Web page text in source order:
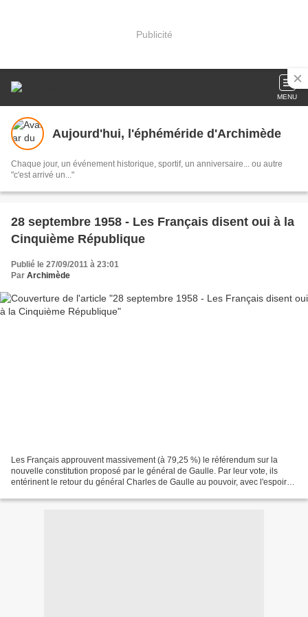
Publicité
MENU
Aujourd'hui, l'éphéméride d'Archimède
Chaque jour, un événement historique, sportif, un anniversaire... ou autre
"c'est arrivé un..."
28 septembre 1958 - Les Français disent oui à la
Cinquième République
Publié le 27/09/2011 à 23:01
Par Archimède
Les Français approuvent massivement (à 79,25 %) le référendum sur la
nouvelle constitution proposé par le général de Gaulle. Par leur vote, ils
entérinent le retour du général Charles de Gaulle au pouvoir, avec l'espoir